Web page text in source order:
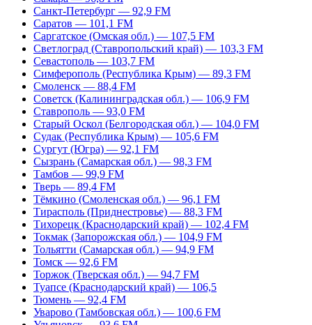
Санкт-Петербург — 92,9 FM
Саратов — 101,1 FM
Саргатское (Омская обл.) — 107,5 FM
Светлоград (Ставропольский край) — 103,3 FM
Севастополь — 103,7 FM
Симферополь (Республика Крым) — 89,3 FM
Смоленск — 88,4 FM
Советск (Калининградская обл.) — 106,9 FM
Ставрополь — 93,0 FM
Старый Оскол (Белгородская обл.) — 104,0 FM
Судак (Республика Крым) — 105,6 FM
Сургут (Югра) — 92,1 FM
Сызрань (Самарская обл.) — 98,3 FM
Тамбов — 99,9 FM
Тверь — 89,4 FM
Тёмкино (Смоленская обл.) — 96,1 FM
Тирасполь (Приднестровье) — 88,3 FM
Тихорецк (Краснодарский край) — 102,4 FM
Токмак (Запорожская обл.) — 104,9 FM
Тольятти (Самарская обл.) — 94,9 FM
Томск — 92,6 FM
Торжок (Тверская обл.) — 94,7 FM
Туапсе (Краснодарский край) — 106,5
Тюмень — 92,4 FM
Уварово (Тамбовская обл.) — 100,6 FM